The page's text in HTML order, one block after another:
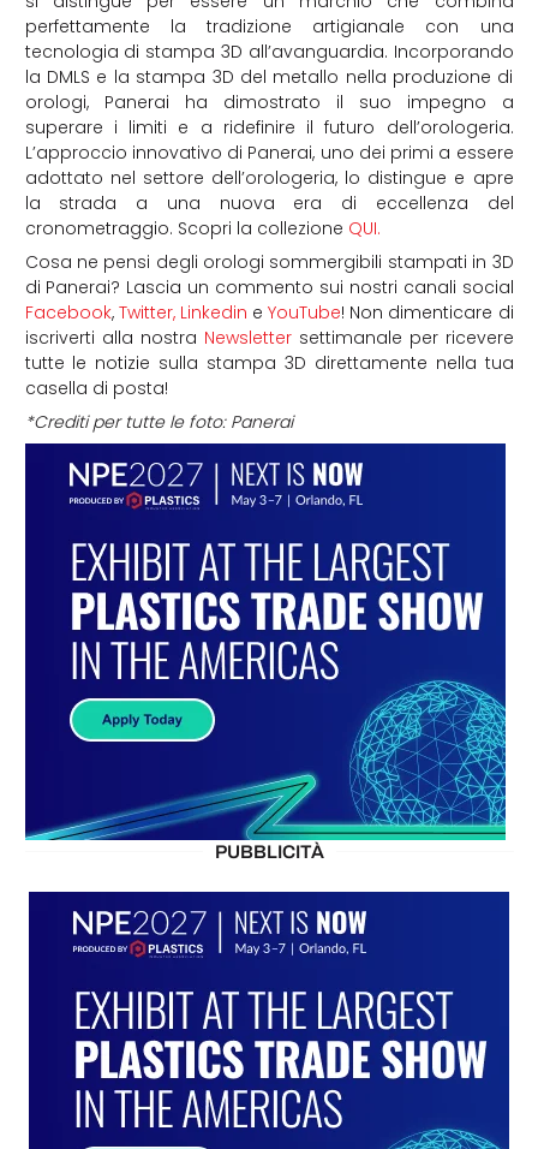
perfettamente la tradizione artigianale con una
tecnologia di stampa 3D all’avanguardia. Incorporando
la DMLS e la stampa 3D del metallo nella produzione di
orologi, Panerai ha dimostrato il suo impegno a
superare i limiti e a ridefinire il futuro dell’orologeria.
L’approccio innovativo di Panerai, uno dei primi a essere
adottato nel settore dell’orologeria, lo distingue e apre
la strada a una nuova era di eccellenza del
cronometraggio. Scopri la collezione QUI.
Cosa ne pensi degli orologi sommergibili stampati in 3D
di Panerai? Lascia un commento sui nostri canali social
Facebook, Twitter, Linkedin eYouTube! Non dimenticare di
iscriverti alla nostra Newslettersettimanale per ricevere
tutte le notizie sulla stampa 3D direttamente nella tua
casella di posta!
*Crediti per tutte le foto: Panerai
PUBBLICITÀ